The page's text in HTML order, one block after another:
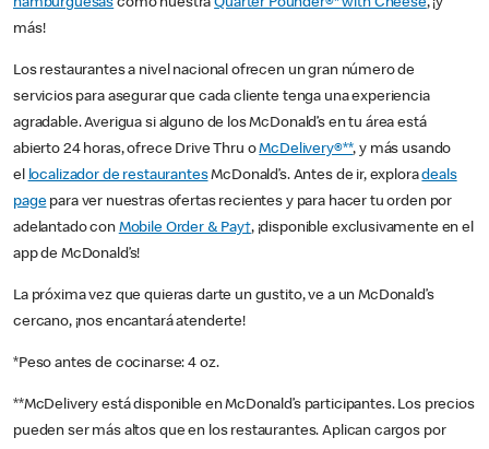
hamburguesas como nuestraQuarter Pounder®* with Cheese, ¡y
más!
Los restaurantes a nivel nacional ofrecen un gran número de
servicios para asegurar que cada cliente tenga una experiencia
agradable. Averigua si alguno de los McDonald’s en tu área está
abierto 24 horas, ofrece Drive Thru oMcDelivery®**, y más usando
el localizador de restaurantesMcDonald’s. Antes de ir, exploradeals
pagepara ver nuestras ofertas recientes y para hacer tu orden por
adelantado con Mobile Order & Pay†, ¡disponible exclusivamente en el
app de McDonald’s!
La próxima vez que quieras darte un gustito, ve a un McDonald’s
cercano, ¡nos encantará atenderte!
*Peso antes de cocinarse: 4 oz.
**McDelivery está disponible en McDonald’s participantes. Los precios
pueden ser más altos que en los restaurantes. Aplican cargos por